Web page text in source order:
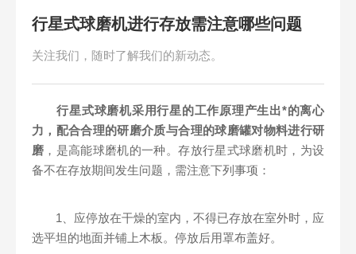
行星式球磨机进行存放需注意哪些问题
关注我们，随时了解我们的新动态。
行星式球磨机采用行星的工作原理产生出*的离心
力，配合合理的研磨介质与合理的球磨罐对物料进行研
磨 ，是高能球磨机的一种。存放行星式球磨机时，为设
备不在存放期间发生问题，需注意下列事项：
1、应停放在干燥的室内，不得已存放在室外时，应
选平坦的地面并铺上木板。停放后用罩布盖好。